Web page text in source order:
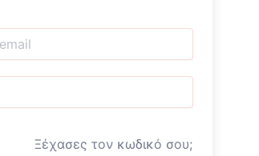
Ξέχασες τον κωδικό σου;